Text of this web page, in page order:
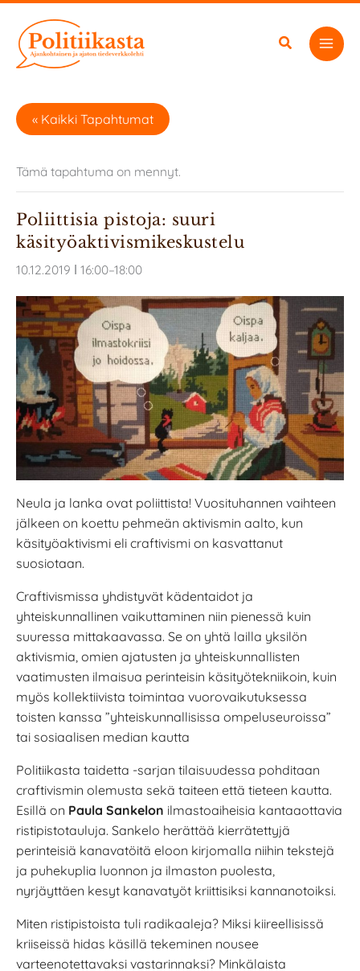
sisältöön
« Kaikki Tapahtumat
Tämä tapahtuma on mennyt.
Poliittisia pistoja: suuri
käsityöaktivismikeskustelu
10.12.2019 ǀ 16:00–18:00
Neula ja lanka ovat poliittista! Vuosituhannen vaihteen
jälkeen on koettu pehmeän aktivismin aalto, kun
käsityöaktivismi eli craftivismi on kasvattanut
suosiotaan.
Craftivismissa yhdistyvät kädentaidot ja
yhteiskunnallinen vaikuttaminen niin pienessä kuin
suuressa mittakaavassa. Se on yhtä lailla yksilön
aktivismia, omien ajatusten ja yhteiskunnallisten
vaatimusten ilmaisua perinteisin käsityötekniikoin, kuin
myös kollektiivista toimintaa vuorovaikutuksessa
toisten kanssa ”yhteiskunnallisissa ompeluseuroissa”
tai sosiaalisen median kautta
Politiikasta taidetta -sarjan tilaisuudessa pohditaan
craftivismin olemusta sekä taiteen että tieteen kautta.
Esillä on Paula Sankelon ilmastoaiheisia kantaaottavia
ristipistotauluja. Sankelo herättää kierrätettyjä
perinteisiä kanavatöitä eloon kirjomalla niihin tekstejä
ja puhekuplia luonnon ja ilmaston puolesta,
nyrjäyttäen kesyt kanavatyöt kriittisiksi kannanotoiksi.
Miten ristipistoista tuli radikaaleja? Miksi kiireellisissä
kriiseissä hidas käsillä tekeminen nousee
varteenotettavaksi vastarinnaksi? Minkälaista